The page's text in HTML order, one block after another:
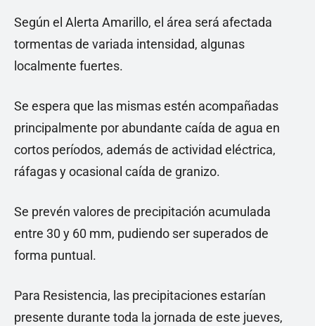
Según el Alerta Amarillo, el área será afectada
tormentas de variada intensidad, algunas
localmente fuertes.
Se espera que las mismas estén acompañadas
principalmente por abundante caída de agua en
cortos períodos, además de actividad eléctrica,
ráfagas y ocasional caída de granizo.
Se prevén valores de precipitación acumulada
entre 30 y 60 mm, pudiendo ser superados de
forma puntual.
Para Resistencia, las precipitaciones estarían
presente durante toda la jornada de este jueves,